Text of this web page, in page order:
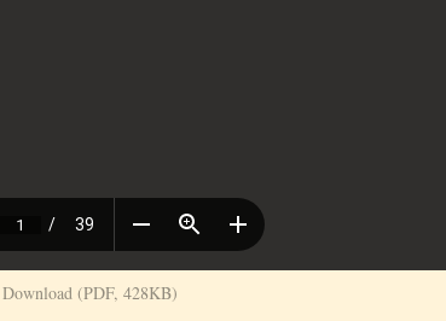
Download (PDF, 428KB)